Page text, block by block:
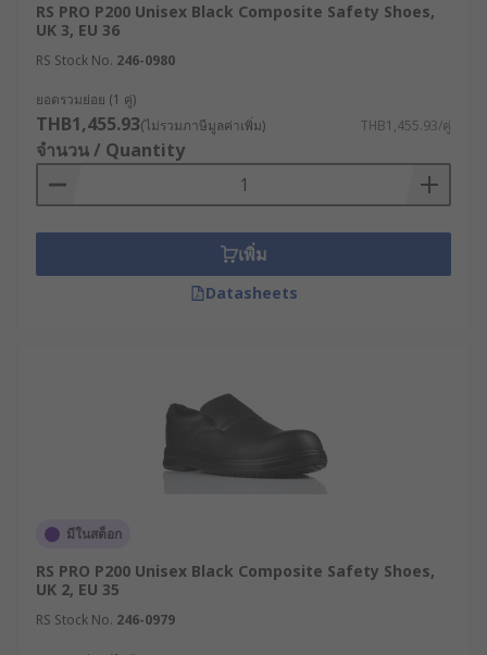
RS PRO P200 Unisex Black Composite Safety Shoes,
UK 3, EU 36
RS Stock No. 246-0980
ยอดรวมย่อย (1 คู่)
THB1,455.93(ไม่รวมภาษีมูลค่าเพิ่ม) THB1,455.93/คู่
จำนวน / Quantity
เพิ่ม
Datasheets
มีในสต็อก
RS PRO P200 Unisex Black Composite Safety Shoes,
UK 2, EU 35
RS Stock No. 246-0979